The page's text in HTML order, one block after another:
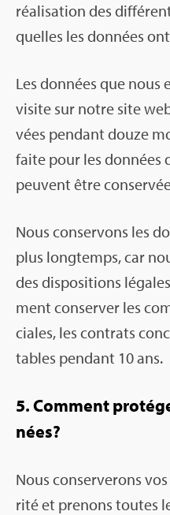
réa­li­sa­tion des
quelles les don­nées
Les don­nées que
visite sur notre site
vées pen­dant douze
faite pour les don­nées
peuvent être
Nous conser­vons les
plus long­temps, car
des dis­po­si­tions
ment conser­ver les
ciales, les contrats
tables pen­dant 10 ans.
5. Com­ment
nées?
Nous conser­ve­rons
rité et pre­nons toutes